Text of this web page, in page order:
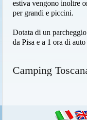
estiva vengono inoltre
per grandi e piccini.
Dotata di un
da Pisa e a 1 ora di
Camping